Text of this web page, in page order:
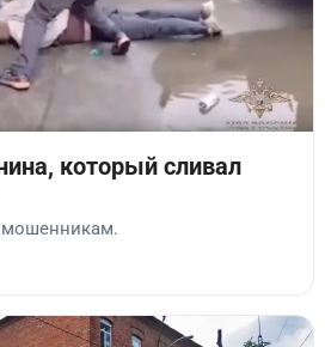
который сливал